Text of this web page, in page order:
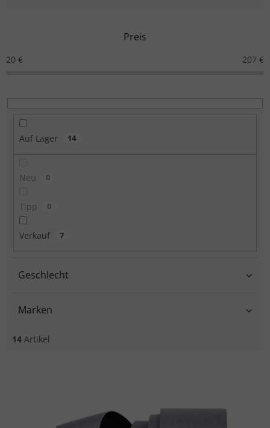
Preis
20 € 207 €
Auf Lager 14
Neu 0
Tipp 0
Verkauf 7
Marken
Geschlecht
14 Artikel